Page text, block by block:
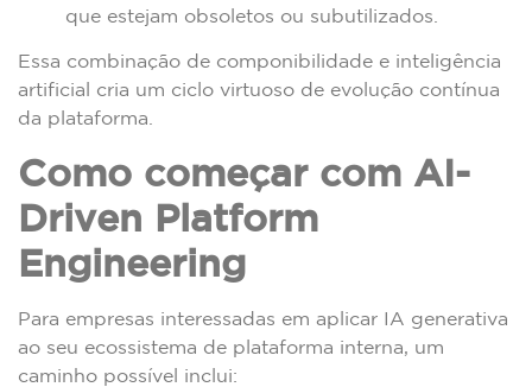
que estejam obsoletos ou subutilizados.
Essa combinação de componibilidade e inteligência
artificial cria um ciclo virtuoso de evolução contínua
da plataforma.
Como começar com AI-
Driven Platform
Engineering
Para empresas interessadas em aplicar IA generativa
ao seu ecossistema de plataforma interna, um
caminho possível inclui: